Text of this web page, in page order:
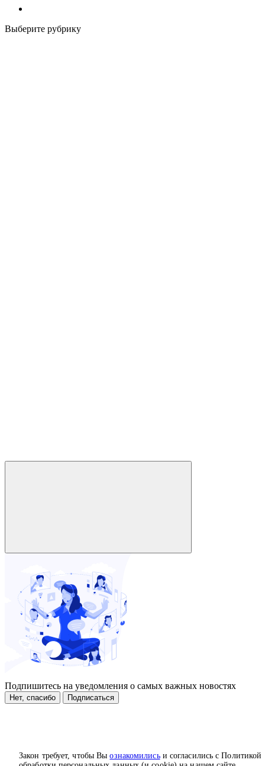
Закон требует, чтобы Выознакомилисьи согласились с Политикой
Выберите рубрику
Подпишитесь на уведомления о самых важных новостях
Нет, спасибо Подписаться